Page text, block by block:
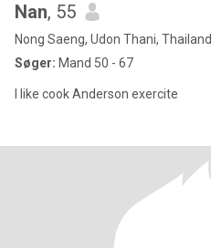
Nan, 55
Nong Saeng, Udon Thani, Thailand
Søger: Mand 50 - 67
I like cook Anderson exercite